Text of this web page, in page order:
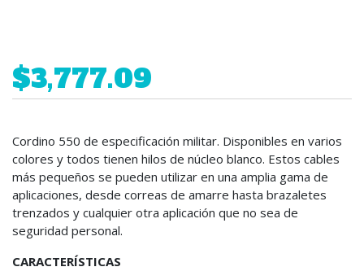
$3,777.09
Cordino 550 de especificación militar. Disponibles en varios
colores y todos tienen hilos de núcleo blanco. Estos cables
más pequeños se pueden utilizar en una amplia gama de
aplicaciones, desde correas de amarre hasta brazaletes
trenzados y cualquier otra aplicación que no sea de
seguridad personal.
CARACTERÍSTICAS